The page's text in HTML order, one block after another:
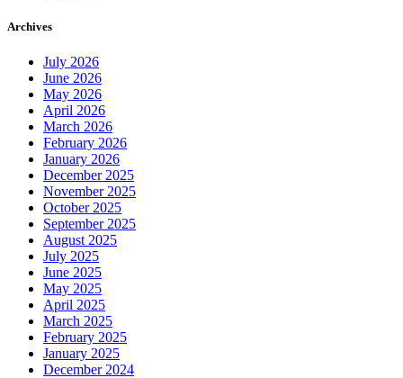
Archives
July 2026
June 2026
May 2026
April 2026
March 2026
February 2026
January 2026
December 2025
November 2025
October 2025
September 2025
August 2025
July 2025
June 2025
May 2025
April 2025
March 2025
February 2025
January 2025
December 2024